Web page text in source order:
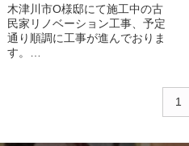
木津川市O様邸にて施工中の古
民家リノベーション工事、予定
通り順調に工事が進んでおりま
す。
1